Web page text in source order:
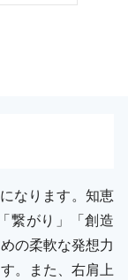
なります。知恵
繋がり」「創造
の柔軟な発想力
。また、右肩上